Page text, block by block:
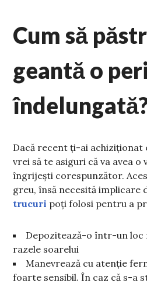
Cum să
geantă o
Dacă recent ți-ai achiziționat
vrei să te asiguri că va avea o
îngrijești corespunzător.
greu, însă necesită implicare
trucuri poți folosi pentru a
Depozitează-o într-un loc
razele soarelui
Manevrează cu atenție
foarte sensibil. În caz că s-a